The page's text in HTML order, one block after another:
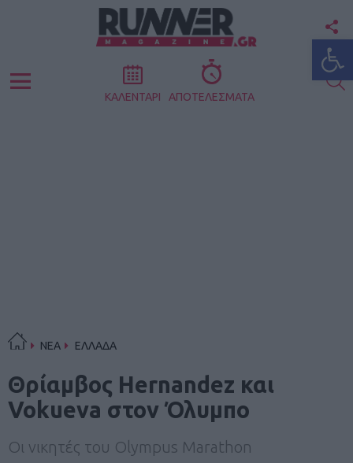
Menu ΚΑΛΕΝΤΑΡΙ ΑΠΟΤΕΛΕΣΜΑΤΑ
ΝΕΑ ΕΛΛΑΔΑ
Θρίαμβος Hernandez και
Vokueva στον Όλυμπο
Οι νικητές του Olympus Marathon